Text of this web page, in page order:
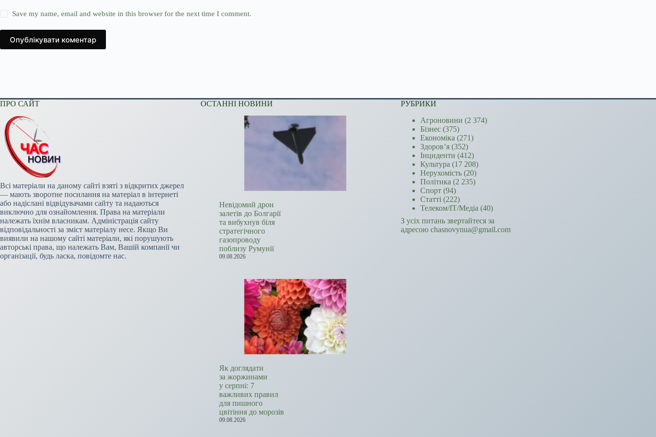
Save my name, email and website in this browser for the next time I comment.
Опублікувати коментар
ПРО САЙТ
Всі матеріали на даному сайті взяті з відкритих джерел
— мають зворотне посилання на матеріал в інтернеті
або надіслані відвідувачами сайту та надаються
виключно для ознайомлення. Права на матеріали
належать їхнім власникам. Адміністрація сайту
відповідальності за зміст матеріалу несе. Якщо Ви
виявили на нашому сайті матеріали, які порушують
авторські права, що належать Вам, Вашій компанії чи
організації, будь ласка, повідомте нас.
ОСТАННІ НОВИНИ
Невідомий дрон
залетів до Болгарії
та вибухнув біля
стратегічного
газопроводу
поблизу Румунії
09.08.2026
Як доглядати
за жоржинами
у серпні: 7
важливих правил
для пишного
цвітіння до морозів
09.08.2026
РУБРИКИ
Агроновини (2 374)
Бізнес (375)
Економіка (271)
Здоров’я (352)
Інциденти (412)
Культура (17 208)
Нерухомість (20)
Політика (2 235)
Спорт (94)
Статті (222)
Телеком/ІТ/Медіа (40)
З усіх питань звертайтеся за
адресою chasnovynua@gmail.com